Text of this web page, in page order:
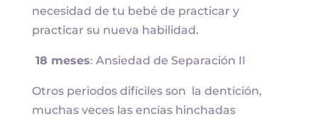
necesidad de tu bebé de practicar y
practicar su nueva habilidad.
18 meses: Ansiedad de Separación II
Otros periodos difíciles son la dentición,
muchas veces las encías hinchadas